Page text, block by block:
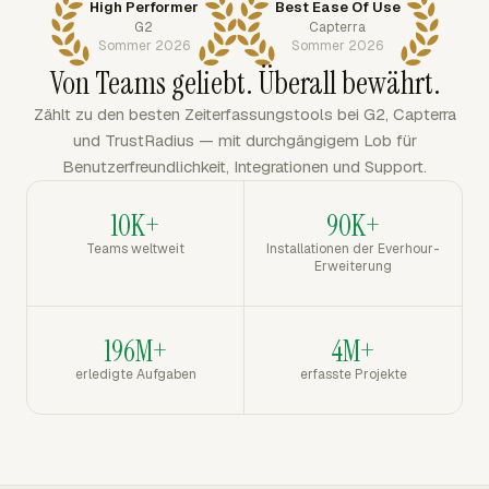
High Performer
G2
Sommer 2026
Best Ease Of Use
Capterra
Sommer 2026
Von Teams geliebt. Überall bewährt.
Zählt zu den besten Zeiterfassungstools bei G2, Capterra
und TrustRadius — mit durchgängigem Lob für
Benutzerfreundlichkeit, Integrationen und Support.
10K+
Teams weltweit
90K+
Installationen der Everhour-
Erweiterung
196M+
erledigte Aufgaben
4M+
erfasste Projekte